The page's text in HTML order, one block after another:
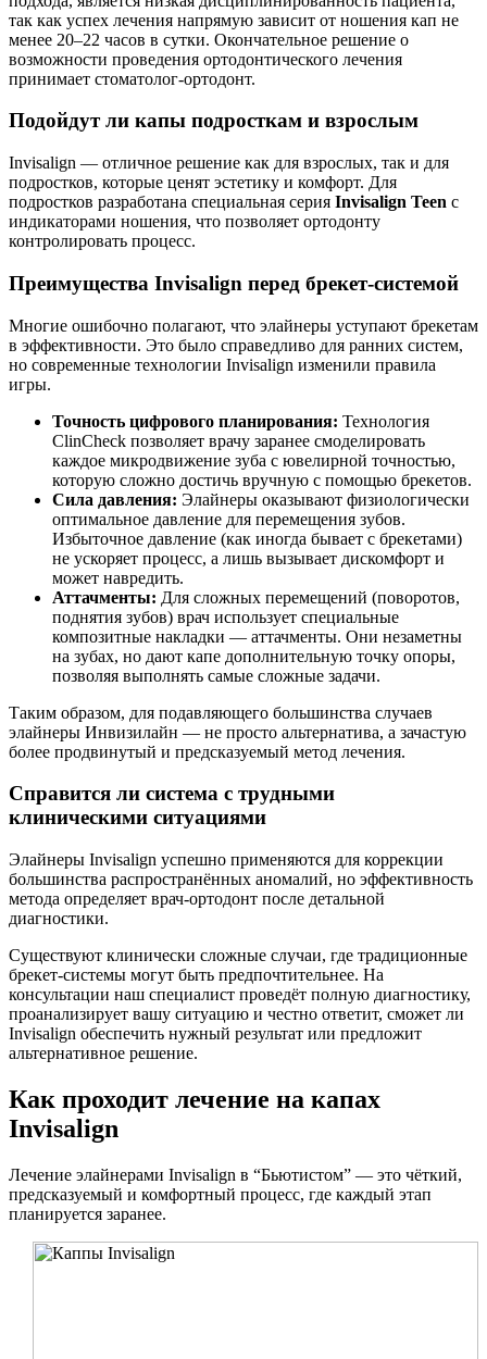
так как успех лечения напрямую зависит от ношения кап не
менее 20–22 часов в сутки. Окончательное решение о
возможности проведения ортодонтического лечения
принимает стоматолог-ортодонт.
Подойдут ли капы подросткам и взрослым
Invisalign — отличное решение как для взрослых, так и для
подростков, которые ценят эстетику и комфорт. Для
подростков разработана специальная серия Invisalign Teen с
индикаторами ношения, что позволяет ортодонту
контролировать процесс.
Преимущества Invisalign перед брекет-системой
Многие ошибочно полагают, что элайнеры уступают брекетам
в эффективности. Это было справедливо для ранних систем,
но современные технологии Invisalign изменили правила
игры.
Точность цифрового планирования: Технология
ClinCheck позволяет врачу заранее смоделировать
каждое микродвижение зуба с ювелирной точностью,
которую сложно достичь вручную с помощью брекетов.
Сила давления: Элайнеры оказывают физиологически
оптимальное давление для перемещения зубов.
Избыточное давление (как иногда бывает с брекетами)
не ускоряет процесс, а лишь вызывает дискомфорт и
может навредить.
Аттачменты: Для сложных перемещений (поворотов,
поднятия зубов) врач использует специальные
композитные накладки — аттачменты. Они незаметны
на зубах, но дают капе дополнительную точку опоры,
позволяя выполнять самые сложные задачи.
Таким образом, для подавляющего большинства случаев
элайнеры Инвизилайн — не просто альтернатива, а зачастую
более продвинутый и предсказуемый метод лечения.
Справится ли система с трудными
клиническими ситуациями
Элайнеры Invisalign успешно применяются для коррекции
большинства распространённых аномалий, но эффективность
метода определяет врач-ортодонт после детальной
диагностики.
Существуют клинически сложные случаи, где традиционные
брекет-системы могут быть предпочтительнее. На
консультации наш специалист проведёт полную диагностику,
проанализирует вашу ситуацию и честно ответит, сможет ли
Invisalign обеспечить нужный результат или предложит
альтернативное решение.
Как проходит лечение на капах
Invisalign
Лечение элайнерами Invisalign в “Бьютистом” — это чёткий,
предсказуемый и комфортный процесс, где каждый этап
планируется заранее.